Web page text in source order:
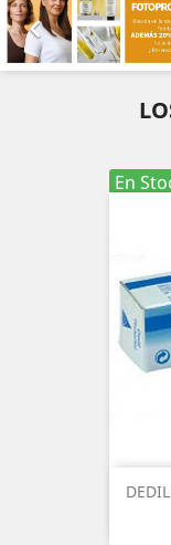

En